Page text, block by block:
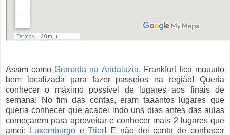
Assim comoGranada na Andaluzia, Frankfurt fica muuuito
bem localizada para fazer passeios na região! Queria
conhecer o máximo possível de lugares aos finais de
semana! No fim das contas, eram taaantos lugares que
queria conhecer que acabei indo uns dias antes das aulas
começarem para aproveitar e conhecer mais 2 lugares que
amei:
LuxemburgoeTrier! E não dei conta de conhecer